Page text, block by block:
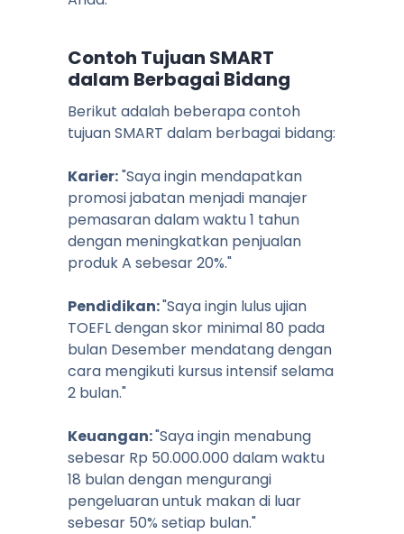
Contoh Tujuan SMART
dalam Berbagai Bidang
Berikut adalah beberapa contoh
tujuan SMART dalam berbagai bidang:
Karier:"Saya ingin mendapatkan
promosi jabatan menjadi manajer
pemasaran dalam waktu 1 tahun
dengan meningkatkan penjualan
produk A sebesar 20%."
Pendidikan:"Saya ingin lulus ujian
TOEFL dengan skor minimal 80 pada
bulan Desember mendatang dengan
cara mengikuti kursus intensif selama
2 bulan."
Keuangan:"Saya ingin menabung
sebesar Rp 50.000.000 dalam waktu
18 bulan dengan mengurangi
pengeluaran untuk makan di luar
sebesar 50% setiap bulan."